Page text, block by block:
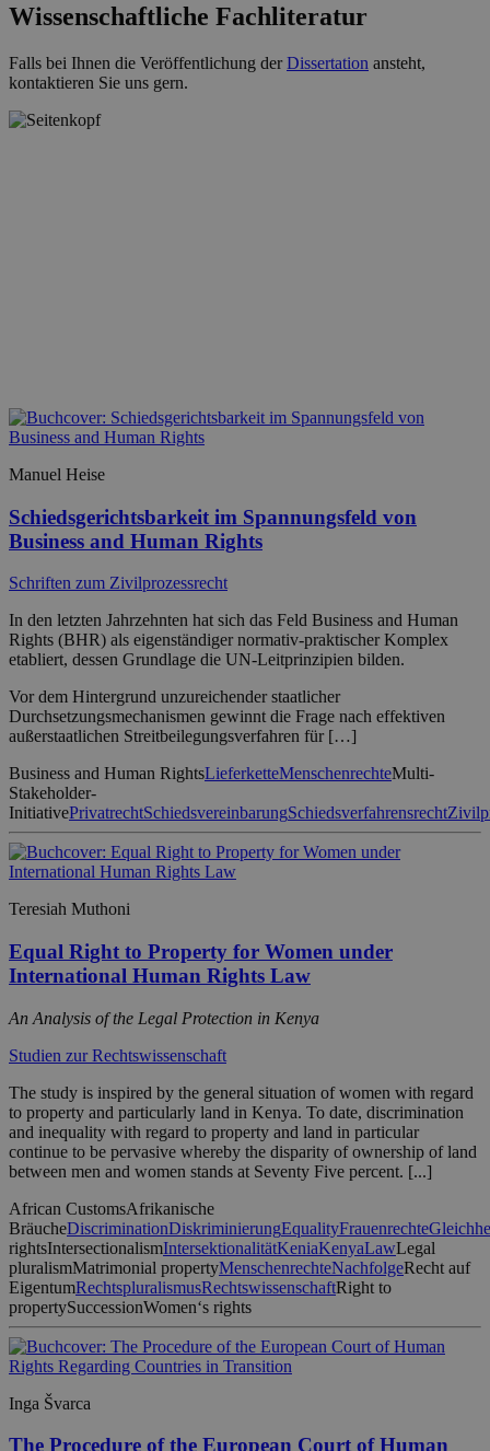
Wissenschaftliche Fachliteratur
Falls bei Ihnen die Veröffentlichung derDissertation ansteht,
kontaktieren Sie uns gern.
Manuel Heise
Schiedsgerichtsbarkeit im Spannungsfeld von
Business and Human Rights
Schriften zum Zivilprozessrecht
In den letzten Jahrzehnten hat sich das Feld Business and Human
Rights (BHR) als eigenständiger normativ-praktischer Komplex
etabliert, dessen Grundlage die UN-Leitprinzipien bilden.
Vor dem Hintergrund unzureichender staatlicher
Durchsetzungsmechanismen gewinnt die Frage nach effektiven
außerstaatlichen Streitbeilegungsverfahren für […]
Business and Human RightsLieferketteMenschenrechteMulti-
Stakeholder-
InitiativePrivatrechtSchiedsvereinbarungSchiedsverfahrensrecht
Teresiah Muthoni
Equal Right to Property for Women under
International Human Rights Law
An Analysis of the Legal Protection in Kenya
Studien zur Rechtswissenschaft
The study is inspired by the general situation of women with regard
to property and particularly land in Kenya. To date, discrimination
and inequality with regard to property and land in particular
continue to be pervasive whereby the disparity of ownership of land
between men and women stands at Seventy Five percent. [...]
African CustomsAfrikanische
BräucheDiscriminationDiskriminierungEqualityFrauenrechte
rightsIntersectionalismIntersektionalitätKeniaKenyaLawLegal
pluralismMatrimonial propertyMenschenrechteNachfolgeRecht auf
EigentumRechtspluralismusRechtswissenschaftRight to
propertySuccessionWomen‘s rights
Inga Švarca
The Procedure of the European Court of Human